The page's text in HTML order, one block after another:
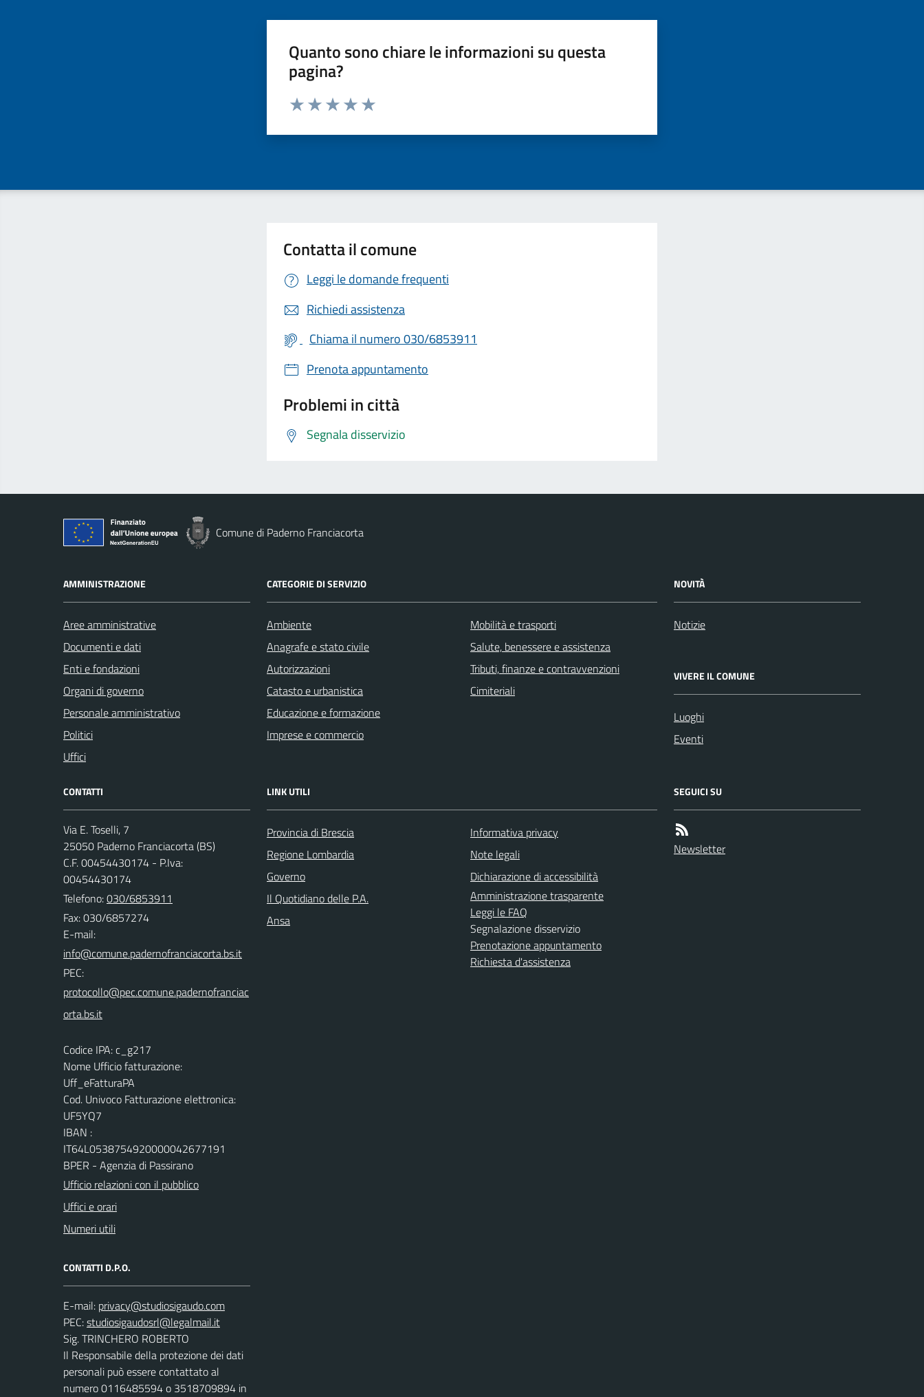
Quanto sono chiare le informazioni su questa
pagina?
Valuta da 1 a 5 stelle la pagina
Contatta il comune
Leggi le domande frequenti
Richiedi assistenza
Chiama il numero 030/6853911
Prenota appuntamento
Problemi in città
Segnala disservizio
Comune di Paderno Franciacorta
AMMINISTRAZIONE
Aree amministrative
Documenti e dati
Enti e fondazioni
Organi di governo
Personale amministrativo
Politici
Uffici
CATEGORIE DI SERVIZIO
Ambiente
Anagrafe e stato civile
Autorizzazioni
Catasto e urbanistica
Educazione e formazione
Imprese e commercio
Mobilità e trasporti
Salute, benessere e assistenza
Tributi, finanze e contravvenzioni
Cimiteriali
NOVITÀ
Notizie
VIVERE IL COMUNE
Luoghi
Eventi
CONTATTI
Via E. Toselli, 7
25050 Paderno Franciacorta (BS)
C.F. 00454430174 - P.Iva:
00454430174
Telefono:030/6853911
Fax: 030/6857274
E-mail:
PEC:
Codice IPA: c_g217
Nome Ufficio fatturazione:
Uff_eFatturaPA
Cod. Univoco Fatturazione elettronica:
UF5YQ7
IBAN :
IT64L0538754920000042677191
BPER - Agenzia di Passirano
Ufficio relazioni con il pubblico
Uffici e orari
Numeri utili
CONTATTI D.P.O.
E-mail:
PEC:
Sig. TRINCHERO ROBERTO
Il Responsabile della protezione dei dati
personali può essere contattato al
numero 0116485594 o 3518709894 in
LINK UTILI
Provincia di Brescia
Regione Lombardia
Governo
Il Quotidiano delle P.A.
Ansa
Informativa privacy
Note legali
Dichiarazione di accessibilità
Amministrazione trasparente
Leggi le FAQ
Segnalazione disservizio
Prenotazione appuntamento
Richiesta d'assistenza
SEGUICI SU
Newsletter